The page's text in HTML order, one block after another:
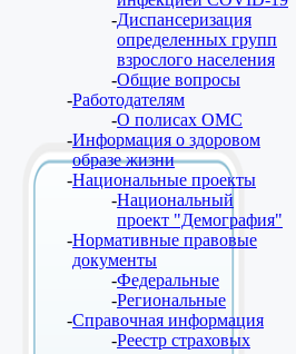
Диспансеризация
определенных групп
взрослого населения
Общие вопросы
Работодателям
О полисах ОМС
Информация о здоровом
образе жизни
Национальные проекты
Национальный
проект "Демография"
Нормативные правовые
документы
Федеральные
Региональные
Справочная информация
Реестр страховых